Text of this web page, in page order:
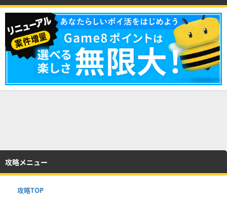
攻略メニュー
攻略TOP